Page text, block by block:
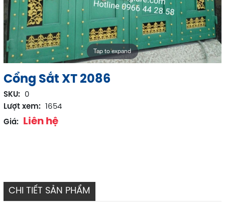
Tap to expand
Cổng Sắt XT 2086
SKU:
0
Lượt xem:
1654
Giá:
Liên hệ
CHI TIẾT SẢN PHẨM